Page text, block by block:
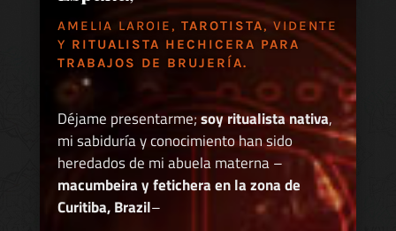
AMELIA LAROIE, TAROTISTA, VIDENTE
Y RITUALISTA HECHICERA PARA
TRABAJOS DE BRUJERÍA.
Déjame presentarme;soy ritualista nativa,
mi sabiduría y conocimiento han sido
heredados de mi abuela materna –
macumbeira y fetichera en la zona de
Curitiba, Brazil–